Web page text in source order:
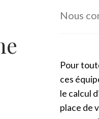
Nous
Pour
ces
le calcul
place de